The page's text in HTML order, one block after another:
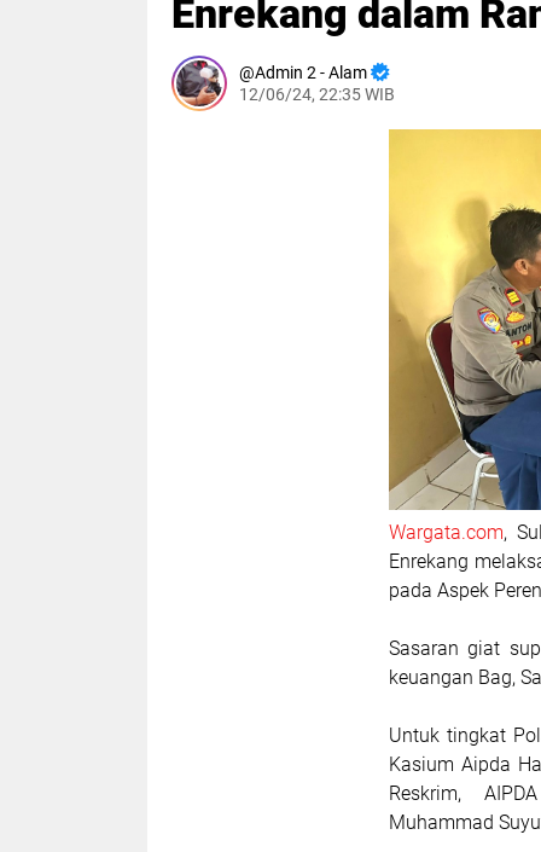
Enrekang dalam
Admin 2 - Alam
12/06/24, 22:35 WIB
Wargata.com,
Enrekang
pada Aspek
Sasaran giat
keuangan Bag,
Untuk tingkat
Kasium Aipda
Reskrim,
Muhammad